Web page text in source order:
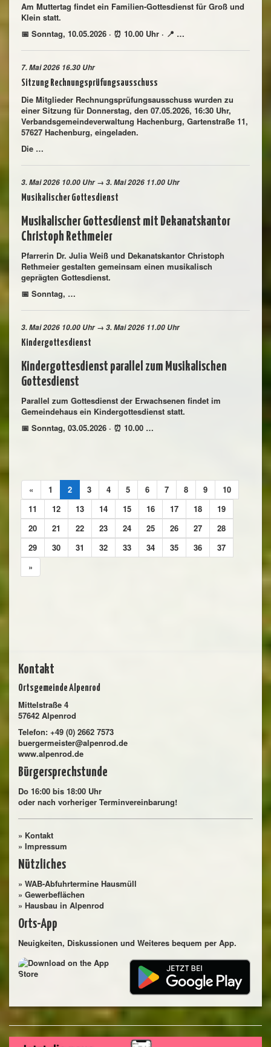
Am Muttertag findet ein Familien-Gottesdienst für Groß und
Klein statt.
📅 Sonntag, 10.05.2026 · ⏰ 10.00 Uhr · 📍 …
7. Mai 2026 16.30 Uhr
Sitzung Rechnungsprüfungsausschuss
Die Mitglieder Rechnungsprüfungsausschuss wurden zu
einer Sitzung für Donnerstag, den 07.05.2026, 16:30 Uhr,
Verbandsgemeindeverwaltung Hachenburg, Gartenstraße 11,
57627 Hachenburg, eingeladen.
Die …
3. Mai 2026 10.00 Uhr → 3. Mai 2026 11.00 Uhr
Musikalischer Gottesdienst
Musikalischer Gottesdienst mit Dekanatskantor
Christoph Rethmeier
Pfarrerin Dr. Julia Weiß und Dekanatskantor Christoph
Rethmeier gestalten gemeinsam einen musikalisch
geprägten Gottesdienst.
📅 Sonntag, …
3. Mai 2026 10.00 Uhr → 3. Mai 2026 11.00 Uhr
Kindergottesdienst
Kindergottesdienst parallel zum Musikalischen
Gottesdienst
Parallel zum Gottesdienst der Erwachsenen findet im
Gemeindehaus ein Kindergottesdienst statt.
📅 Sonntag, 03.05.2026 · ⏰ 10.00 …
« 1 2 3 4 5 6 7 8 9
10
11
12 13 14 15 16 17 18
19
20
21 22 23 24 25 26 27
28
29
30 31 32 33 34 35 36
37
»
Kontakt
Ortsgemeinde Alpenrod
Mittelstraße 4
57642 Alpenrod
Telefon: +49 (0) 2662 7573
buergermeister@alpenrod.de
www.alpenrod.de
Bürgersprechstunde
Do 16:00 bis 18:00 Uhr
oder nach vorheriger Terminvereinbarung!
» Kontakt
» Impressum
Nützliches
» WAB-Abfuhrtermine Hausmüll
» Gewerbeflächen
» Hausbau in Alpenrod
Orts-App
Neuigkeiten, Diskussionen und Weiteres bequem per App.